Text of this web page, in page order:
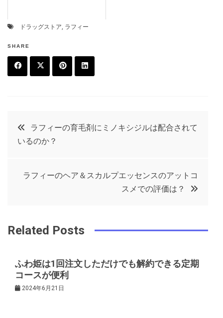
ドラッグストア, ラフィー
SHARE
e
e
投
稿
ゲ
ー
シ
ラフィーの育毛剤にミノキシジルは配合されて
いるのか？
ラフィーのヘア＆スカルプエッセンスのアットコ
スメでの評価は？
Related Posts
ふわ姫は1回注文しただけでも解約できる定期
コースが便利
2024年6月21日